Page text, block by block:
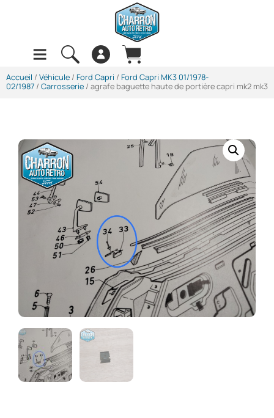
Accueil / Véhicule / Ford Capri / Ford Capri MK3 01/1978-
02/1987 / Carrosserie / agrafe baguette haute de portière capri mk2 mk3